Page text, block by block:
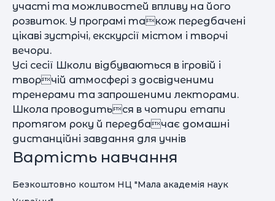
участі та можливостей впливу на його
розвиток. У програмі також передбачені
цікаві зустрічі, екскурсії містом і творчі
вечори.
Усі сесії Школи відбуваються в ігровій і
творчій атмосфері з досвідченими
тренерами та запрошеними лекторами.
Школа проводиться в чотири етапи
протягом року й передбачає домашні
дистанційні завдання для учнів
Вартість навчання
Безкоштовно коштом НЦ "Мала академія наук